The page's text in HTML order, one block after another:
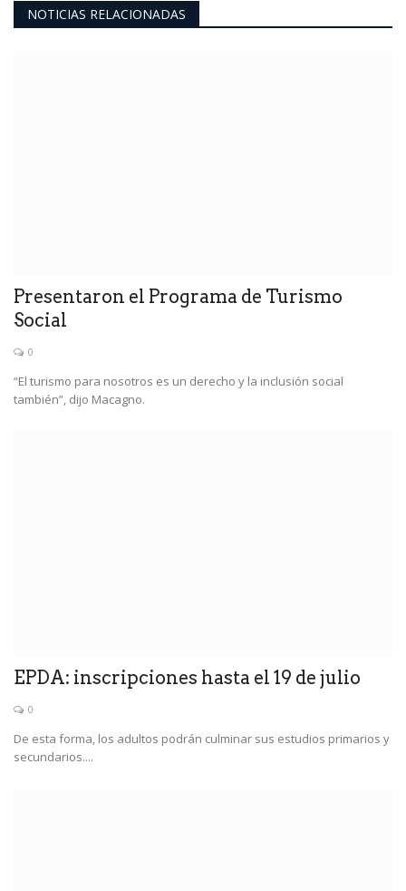
NOTICIAS RELACIONADAS
Presentaron el Programa de Turismo
Social
0
“El turismo para nosotros es un derecho y la inclusión social
también”, dijo Macagno.
EPDA: inscripciones hasta el 19 de julio
0
De esta forma, los adultos podrán culminar sus estudios primarios y
secundarios....